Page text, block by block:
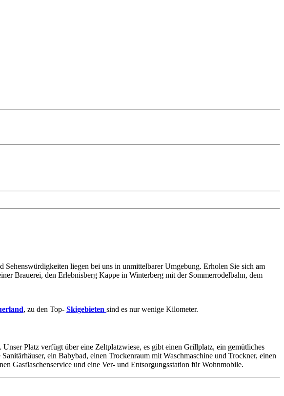
liegen bei uns in unmittelbarer Umgebung. Erholen Sie sich am
Brauerei, den Erlebnisberg Kappe in Winterberg mit der Sommerrodelbahn, dem
, zu den Top- Skigebieten sind es nur wenige Kilometer.
Platz verfügt über eine Zeltplatzwiese, es gibt einen Grillplatz, ein gemütliches
ein Babybad, einen Trockenraum mit Waschmaschine und Trockner, einen
Gasflaschenservice und eine Ver- und Entsorgungsstation für Wohnmobile.